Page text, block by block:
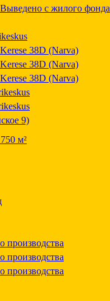
с жилого фонда
38D (Narva)
38D (Narva)
38D (Narva)
9)
м²
производства
производства
производства